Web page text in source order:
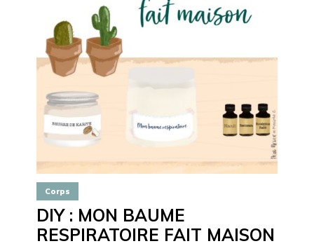
Corps
DIY : MON BAUME
RESPIRATOIRE FAIT MAISON